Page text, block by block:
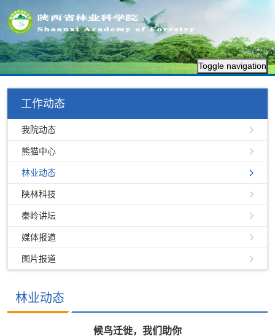
Toggle navigation
工作动态
我院动态
熊猫中心
林业动态
陕林科技
秦岭讲坛
媒体报道
图片报道
林业动态
候鸟迁徙，我们助你